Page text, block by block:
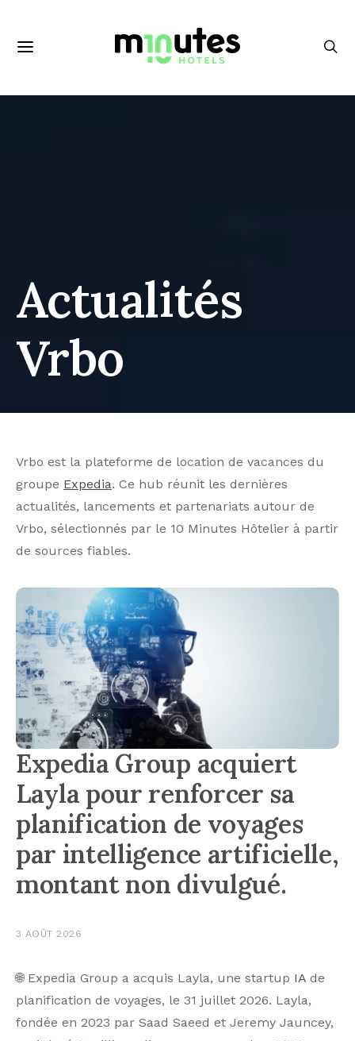
Actualités
Vrbo
Vrbo est la plateforme de location de vacances du
groupe Expedia. Ce hub réunit les dernières
actualités, lancements et partenariats autour de
Vrbo, sélectionnés par le 10 Minutes Hôtelier à partir
de sources fiables.
Expedia Group acquiert
Layla pour renforcer sa
planification de voyages
par intelligence artificielle,
montant non divulgué.
3 AOÛT 2026
🌐 Expedia Group a acquis Layla, une startup IA de
planification de voyages, le 31 juillet 2026. Layla,
fondée en 2023 par Saad Saeed et Jeremy Jauncey,